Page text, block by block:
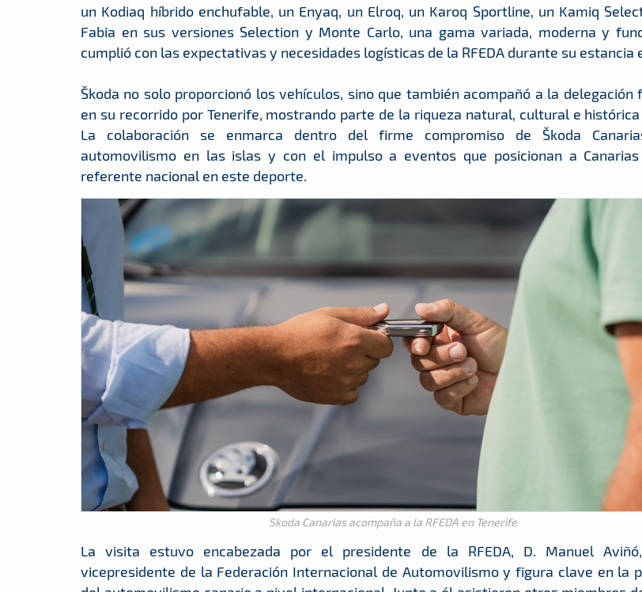
un Kodiaq híbrido enchufable, un Enyaq, un Elroq, un Karoq Sportline, un Kamiq
Fabia en sus versiones Selection y Monte Carlo, una gama variada, moderna y
cumplió con las expectativas y necesidades logísticas de la RFEDA durante su estancia
Škoda no solo proporcionó los vehículos, sino que también acompañó a la delegación
en su recorrido por Tenerife, mostrando parte de la riqueza natural, cultural e
La colaboración se enmarca dentro del firme compromiso de Škoda
automovilismo en las islas y con el impulso a eventos que posicionan a
referente nacional en este deporte.
Skoda Canarias acompaña a la RFEDA en Tenerife
La visita estuvo encabezada por el presidente de la RFEDA, D. Manuel
vicepresidente de la Federación Internacional de Automovilismo y figura clave en la